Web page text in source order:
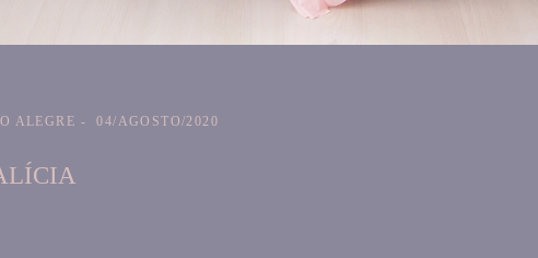
ALEGRE 04/AGOSTO/2020